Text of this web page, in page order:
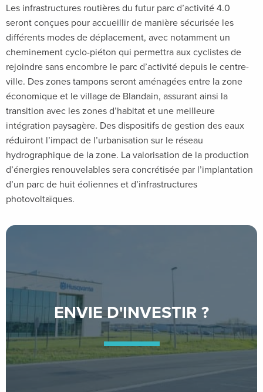
Les infrastructures routières du futur parc d’activité 4.0
seront conçues pour accueillir de manière sécurisée les
différents modes de déplacement, avec notamment un
cheminement cyclo-piéton qui permettra aux cyclistes de
rejoindre sans encombre le parc d’activité depuis le centre-
ville. Des zones tampons seront aménagées entre la zone
économique et le village de Blandain, assurant ainsi la
transition avec les zones d’habitat et une meilleure
intégration paysagère. Des dispositifs de gestion des eaux
réduiront l’impact de l’urbanisation sur le réseau
hydrographique de la zone. La valorisation de la production
d’énergies renouvelables sera concrétisée par l’implantation
d’un parc de huit éoliennes et d’infrastructures
photovoltaïques.
ENVIE D'INVESTIR ?